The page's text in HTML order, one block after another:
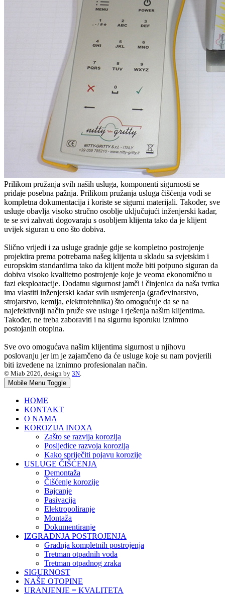
Prilikom pružanja svih naših usluga, komponenti sigurnosti se
pridaje posebna pažnja. Prilikom pružanja usluga čišćenja vodi se
kompletna dokumentacija i koriste se sigurni materijali. Također, sve
usluge obavlja visoko stručno osoblje uključujući inženjerski kadar,
te se svi zahvati dogovaraju s osobljem klijenta tako da je klijent
uvijek siguran u ono što dobiva.
Slično vrijedi i za usluge gradnje gdje se kompletno postrojenje
projektira prema potrebama našeg klijenta u skladu sa svjetskim i
europskim standardima tako da klijent može biti potpuno siguran da
dobiva visoko kvalitetno postrojenje koje je veoma ekonomično u
fazi eksploatacije. Dodatnu sigurnost jamči i činjenica da naša tvrtka
ima vlastiti inženjerski kadar svih usmjerenja (građevinarstvo,
strojarstvo, kemija, elektrotehnika) što omogućuje da se na
najefektivniji način pruže sve usluge i rješenja našim klijentima.
Također, ne treba zaboraviti i na sigurnu isporuku iznimno
postojanih otopina.
Sve ovo omogućava našim klijentima sigurnost u njihovu
poslovanju jer im je zajamčeno da će usluge koje su nam povjerili
biti izvedene na iznimno profesionalan način.
© Miab 2026, design by 3N
Mobile Menu Toggle
HOME
KONTAKT
O NAMA
KOROZIJA INOXA
Zašto se razvija korozija
Posljedice razvoja korozija
Kako spriječiti pojavu korozije
USLUGE ČIŠĆENJA
Demontaža
Čišćenje korozije
Bajcanje
Pasivacija
Elektropoliranje
Montaža
Dokumentiranje
IZGRADNJA POSTROJENJA
Gradnja kompletnih postrojenja
Tretman otpadnih voda
Tretman otpadnog zraka
SIGURNOST
NAŠE OTOPINE
URANJENJE = KVALITETA